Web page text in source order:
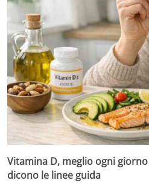
Vitamina D, meglio ogni
dicono le linee guida